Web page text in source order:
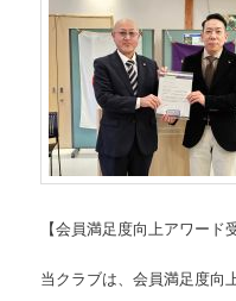
【会員満足度向上アワード
当クラブは、会員満足度向